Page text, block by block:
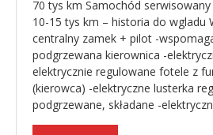
70 tys km Samochód
10-15 tys km – historia do wgladu
centralny zamek + pilot -
podgrzewana kierownica -
elektrycznie regulowane fotele z
(kierowca) -elektryczne lusterka
podgrzewane, składane -